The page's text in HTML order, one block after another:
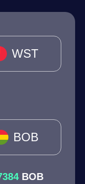
WST
BOB
BOB